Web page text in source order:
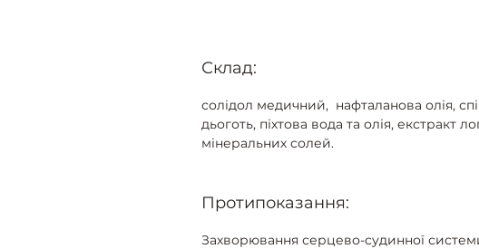
Склад:
солідол медичний, нафталанова олія,
дьоготь, піхтова вода та олія, екстракт
мінеральних солей.
Протипоказання:
Захворювання серцево-судинної